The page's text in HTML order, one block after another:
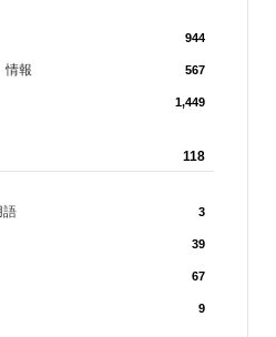
944
情報 567
1,449
118
語 3
39
67
9